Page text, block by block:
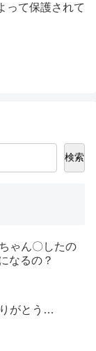
って保護されて
検索
ゃん〇したの
なるの？
がとう…